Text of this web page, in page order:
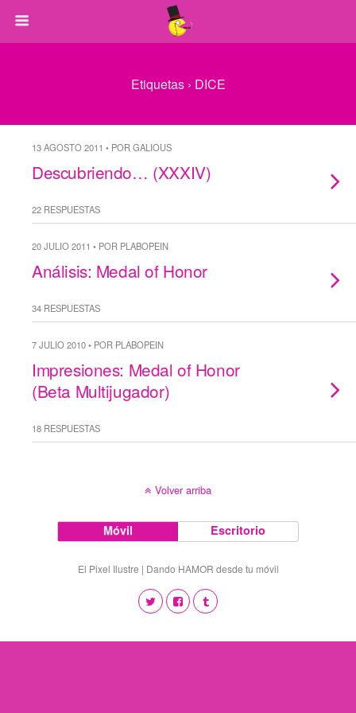
Etiquetas › DICE
13 AGOSTO 2011 • POR GALIOUS
Descubriendo… (XXXIV)
22 RESPUESTAS
20 JULIO 2011 • POR PLABOPEIN
Análisis: Medal of Honor
34 RESPUESTAS
7 JULIO 2010 • POR PLABOPEIN
Impresiones: Medal of Honor
(Beta Multijugador)
18 RESPUESTAS
Volver arriba
Móvil Escritorio
El Pixel Ilustre | Dando HAMOR desde tu móvil